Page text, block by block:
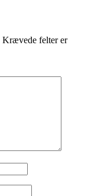
Krævede felter er